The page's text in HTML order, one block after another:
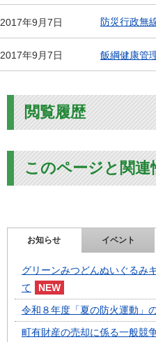
2017年9月7日 防災行政無
2017年9月7日 飯綱健康管
閲覧履歴
このページと関
お知らせ イベント
グリーンみつどんぬいぐるみ
て
令和８年度「夏の防火運動」
町有財産の売却に係る一般競